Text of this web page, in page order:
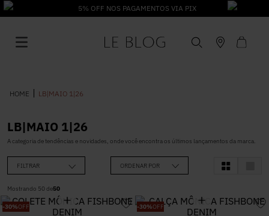
5% OFF NOS PAGAMENTOS VIA PIX
LB|MAIO 1|26
LB|MAIO 1|26
A categoria de tendências e novidades, onde você encontra os últimos lançamentos da marca.
FILTRAR ORDENAR POR
Mostrando 50 de50
-30%OFF -30%OFF
1º Vestido
2º Roupas
Jeans